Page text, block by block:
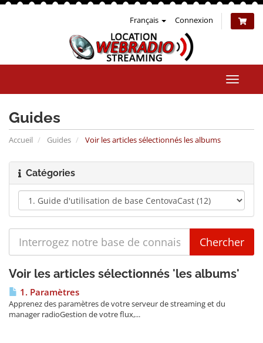
Français Connexion
la
Guides
Accueil Guides Voir les articles sélectionnés les albums
Catégories
Voir les articles sélectionnés 'les albums'
1. Paramètres
Apprenez des paramètres de votre serveur de streaming et du
manager radioGestion de votre flux,...